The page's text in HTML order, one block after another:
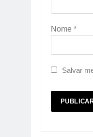
Nome *
Salvar